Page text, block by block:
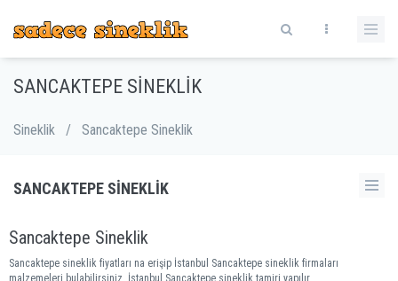
SANCAKTEPE SINEKLIK
Sineklik / Sancaktepe Sineklik
SANCAKTEPE SINEKLIK
Sancaktepe Sineklik
Sancaktepe sineklik fiyatları na erişip İstanbul Sancaktepe sineklik firmaları
malzemeleri bulabilirsiniz. İstanbul Sancaktepe sineklik tamiri yapılır